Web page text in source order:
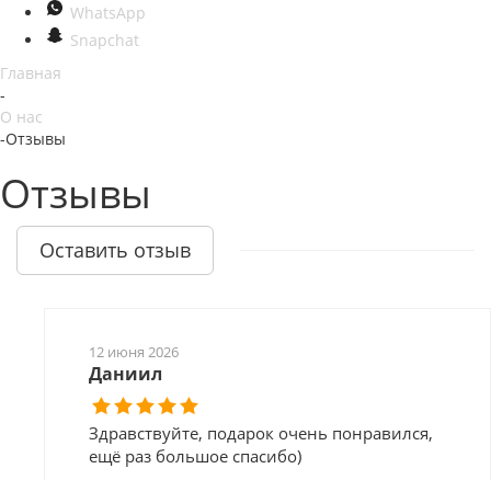
WhatsApp
Snapchat
Главная
-
О нас
-Отзывы
Отзывы
Оставить отзыв
12 июня 2026
Даниил
Здравствуйте, подарок очень понравился,
ещё раз большое спасибо)